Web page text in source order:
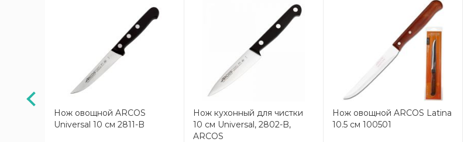
Нож овощной ARCOS
Universal 10 см 2811-B
Нож кухонный для чистки
10 см Universal, 2802-B,
ARCOS
Нож овощной ARCOS Latina
10.5 см 100501